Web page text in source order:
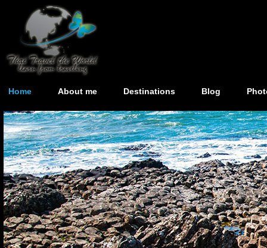
Home About me Destinations Blog